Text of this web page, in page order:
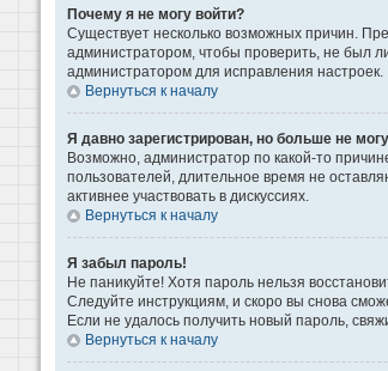
Почему я не могу войти?
Существует несколько возможных причин.
администратором, чтобы проверить, не был
администратором для исправления настроек.
Вернуться к началу
Я давно зарегистрирован, но больше не
Возможно, администратор по какой-то
пользователей, длительное время не
активнее участвовать в дискуссиях.
Вернуться к началу
Я забыл пароль!
Не паникуйте! Хотя пароль нельзя
Следуйте инструкциям, и скоро вы снова
Если не удалось получить новый пароль,
Вернуться к началу